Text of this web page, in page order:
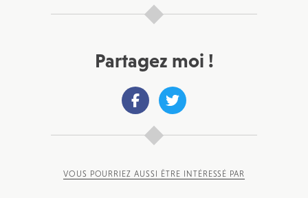
Partagez moi !
VOUS POURRIEZ AUSSI ÊTRE INTÉRESSÉ PAR